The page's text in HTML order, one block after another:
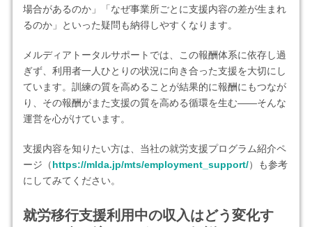
場合があるのか」「なぜ事業所ごとに支援内容の差が生まれ
るのか」といった疑問も納得しやすくなります。
メルディアトータルサポートでは、この報酬体系に依存し過
ぎず、利用者一人ひとりの状況に向き合った支援を大切にし
ています。訓練の質を高めることが結果的に報酬にもつなが
り、その報酬がまた支援の質を高める循環を生む——そんな
運営を心がけています。
支援内容を知りたい方は、当社の就労支援プログラム紹介ペ
ージ（https://mlda.jp/mts/employment_support/）も参考
にしてみてください。
就労移行支援利用中の収入はどう変化す